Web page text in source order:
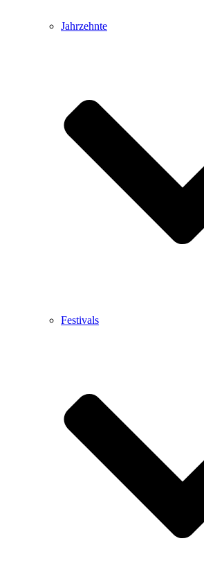
Jahrzehnte
Festivals